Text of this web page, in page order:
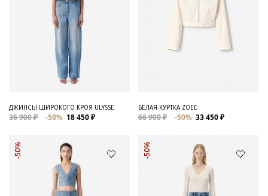
ДЖИНСЫ ШИРОКОГО КРОЯ ULYSSE
36 900 ₽ -50% 18 450 ₽
БЕЛАЯ КУРТКА ZOEE
66 900 ₽ -50% 33 450 ₽
-50% -50%